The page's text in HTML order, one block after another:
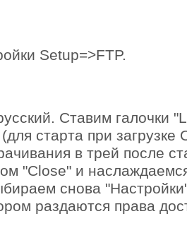
Setup=>FTP.
Ставим галочки
старта при загрузке
в трей после
"Close" и
снова
раздаются права